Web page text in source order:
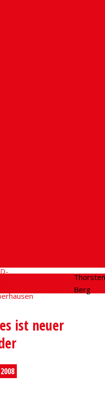
Thorsten
Berg
ist neuer
2008